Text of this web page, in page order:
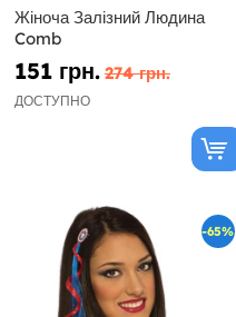
Жіноча Залізний Людина
Comb
151 грн. 274 грн.
ДОСТУПНО
-65%